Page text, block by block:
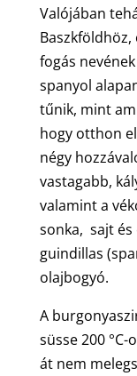
Valójában
Baszkföldhöz,
fogás
spanyol
tűnik, mint
hogy otthon
négy
vastagabb,
valamint a
sonka, sajt és
guindillas
olajbogyó.
A
süsse 200
át nem